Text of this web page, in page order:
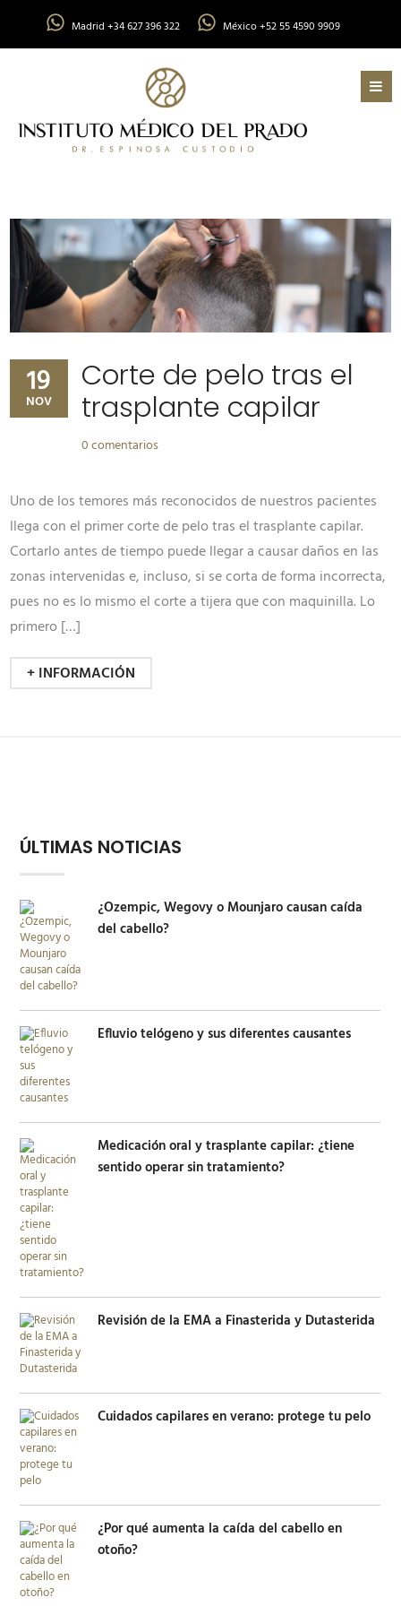
Madrid +34 627 396 322 México +52 55 4590 9909
19
NOV
Corte de pelo tras el
trasplante capilar
0 comentarios
Uno de los temores más reconocidos de nuestros pacientes
llega con el primer corte de pelo tras el trasplante capilar.
Cortarlo antes de tiempo puede llegar a causar daños en las
zonas intervenidas e, incluso, si se corta de forma incorrecta,
pues no es lo mismo el corte a tijera que con maquinilla. Lo
primero […]
+ INFORMACIÓN
ÚLTIMAS NOTICIAS
¿Ozempic, Wegovy o Mounjaro causan caída
del cabello?
Efluvio telógeno y sus diferentes causantes
Medicación oral y trasplante capilar: ¿tiene
sentido operar sin tratamiento?
Revisión de la EMA a Finasterida y Dutasterida
Cuidados capilares en verano: protege tu pelo
¿Por qué aumenta la caída del cabello en
otoño?